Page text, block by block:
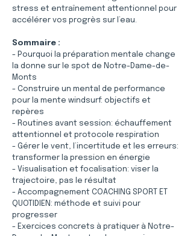
stress et entraînement attentionnel pour
accélérer vos progrès sur l’eau.
Sommaire :
- Pourquoi la préparation mentale change
la donne sur le spot de Notre-Dame-de-
Monts
- Construire un mental de performance
pour la mente windsurf: objectifs et
repères
- Routines avant session: échauffement
attentionnel et protocole respiration
- Gérer le vent, l’incertitude et les erreurs:
transformer la pression en énergie
- Visualisation et focalisation: viser la
trajectoire, pas le résultat
- Accompagnement COACHING SPORT ET
QUOTIDIEN: méthode et suivi pour
progresser
- Exercices concrets à pratiquer à Notre-